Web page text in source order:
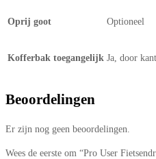
Oprij goot Optioneel
Kofferbak toegangelijk Ja, door
Beoordelingen
Er zijn nog geen beoordelingen.
Wees de eerste om “Pro User